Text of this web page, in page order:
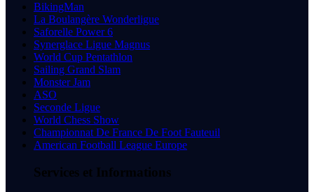
BikingMan
La Boulangère Wonderligue
Saforelle Power 6
Synerglace Ligue Magnus
World Cup Pentathlon
Sailing Grand Slam
Monster Jam
ASO
Seconde Ligue
World Chess Show
Championnat De France De Foot Fauteuil
American Football League Europe
Services et Informations